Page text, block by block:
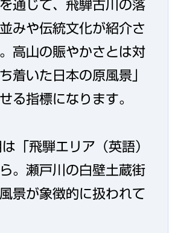
通じて、飛騨古川の落
みや伝統文化が紹介さ
高山の賑やかさとは対
着いた日本の原風景」
る指標になります。
「飛騨エリア（英語）
。瀬戸川の白壁土蔵街
景が象徴的に扱われて